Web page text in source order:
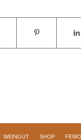
WEINGUT SHOP